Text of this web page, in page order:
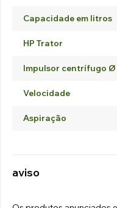
Capacidade em litros
HP Trator
Impulsor centrífugo Ø
Velocidade
Aspiração
aviso